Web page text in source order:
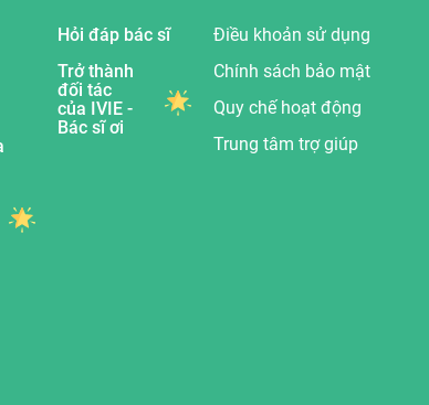
Hỏi đáp bác sĩ
Trở thành
đối tác
của IVIE -
Bác sĩ ơi
Điều khoản sử dụng
Chính sách bảo mật
Quy chế hoạt động
Trung tâm trợ giúp